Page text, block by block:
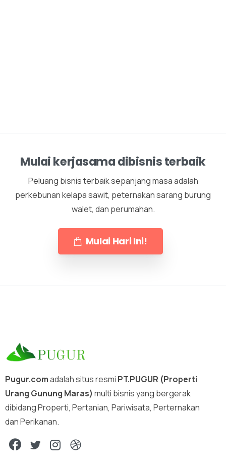
Mulai kerjasama dibisnis terbaik
Peluang bisnis terbaik sepanjang masa adalah
perkebunan kelapa sawit, peternakan sarang burung
walet, dan perumahan.
Mulai Hari Ini!
Pugur.comadalah situs resmi PT.PUGUR (Properti
Urang Gunung Maras) multi bisnis yang bergerak
dibidang Properti, Pertanian, Pariwisata, Perternakan
dan Perikanan.